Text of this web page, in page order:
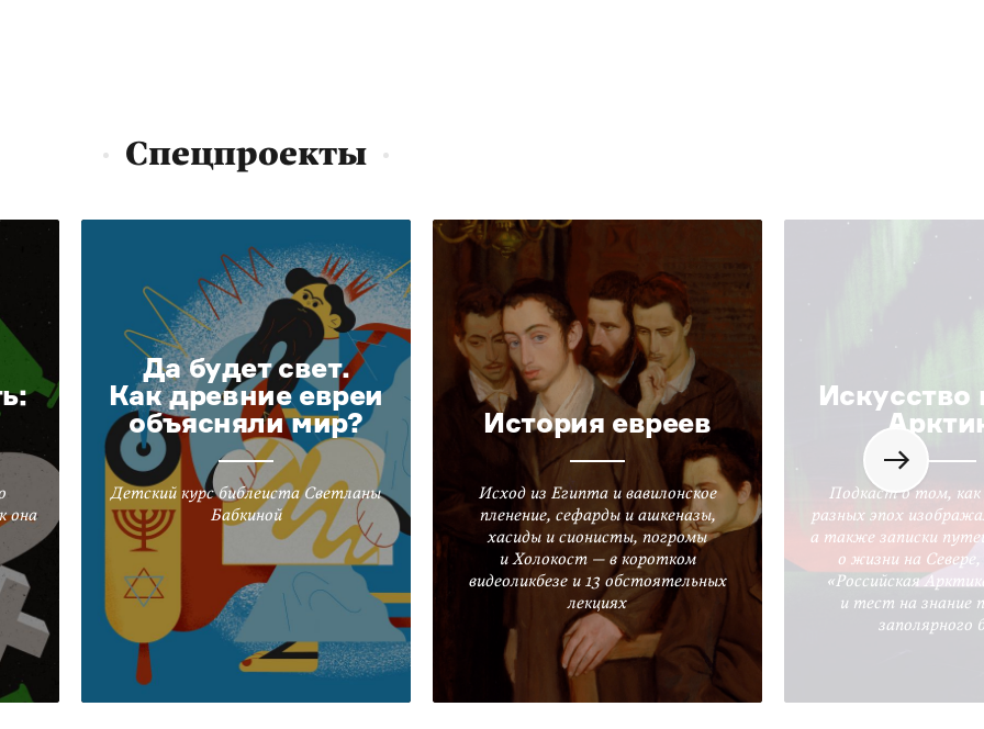
Спецпроекты
она
Да будет свет.
Как древние евреи
объясняли мир?
Детский курс библеиста Светланы
Бабкиной
История евреев
Исход из Египта и вавилонское
пленение, сефарды и ашкеназы,
хасиды и сионисты, погромы
и Холокост — в коротком
видеоликбезе и 13 обстоятельных
лекциях
Искусство
Подкаст о том,
разных эпох
а также записки
о жизни на
«Российская
и тест на знание
заполярного